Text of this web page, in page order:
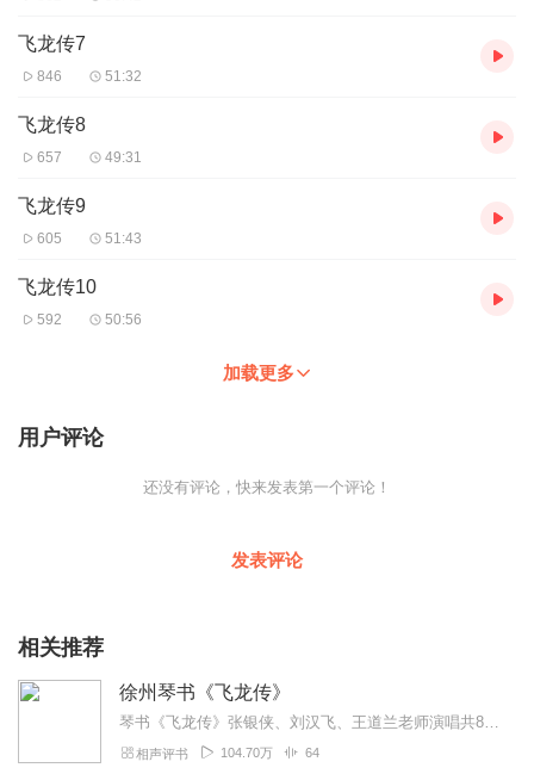
飞龙传7
846 51:32
飞龙传8
657 49:31
飞龙传9
605 51:43
飞龙传10
592 50:56
加载更多
用户评论
还没有评论，快来发表第一个评论！
发表评论
相关推荐
徐州琴书《飞龙传》
琴书《飞龙传》张银侠、刘汉飞、王道兰老师演唱共8部69集45分钟。之一《高怀德下河东》之二《火塘寨杨滚出兵》之三《皇宫绑御驾》之四《八虎探金陵》之五《血溅桃樱...
相声评书 104.70万 64